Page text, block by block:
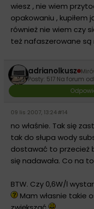
wiesz , nie wiem
opakowaniu , kupiłem
również nie wiem czy
też nafaszerowane są
adrianolkusz
Posty: 517 Na forum
09 lis 2007, 13:24#14
no właśnie. Tak się
tak do słupa wody
dostawać to przecież
się nadawała. Co na
BTW. Czy 0,6W/l
Mam własnie takie